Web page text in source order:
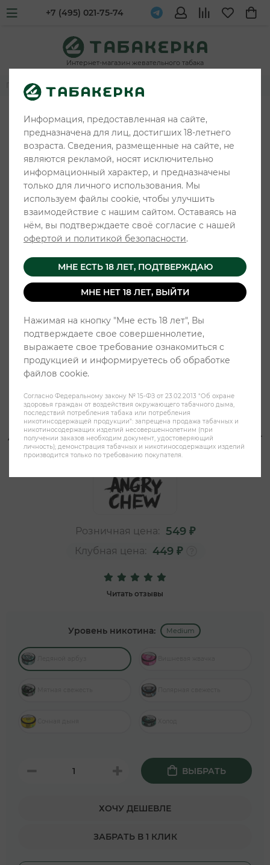
Интернет-магазин жевательного табака
+7 (495) 021-75-74
Главная Жевательные табаки и снюс
ANGRY CHEW STRONG SLIM 10гр -
Ледяной арбуз
Розничная цена: 549 ₽
Клубная цена: 449 ₽
Читать отзывы
Уровень никотина: Medium
ВЫБРАТЬ
ХОЧУ ДЕШЕВЛЕ
ЗАБРАТЬ В 1 КЛИК
Информация, предоставленная на сайте,
предназначена для лиц, достигших 18-летнего
возраста. Сведения, размещенные на сайте, не
являются рекламой, носят исключительно
информационный характер, и предназначены
только для личного использования. Мы
используем файлы cookie, чтобы улучшить
взаимодействие с нашим сайтом. Оставаясь на
нём, вы подтверждаете своё согласие с нашей
офертой и политикой безопасности.
МНЕ ЕСТЬ 18 ЛЕТ, ПОДТВЕРЖДАЮ
МНЕ НЕТ 18 ЛЕТ, ВЫЙТИ
Нажимая на кнопку "Мне есть 18 лет", Вы
подтверждаете свое совершеннолетие,
выражаете свое требование ознакомиться с
продукцией и информируетесь об обработке
файлов cookie.
Согласно Федеральному закону № 15-ФЗ от 23.02.2013 "Об охране
здоровья граждан от воздействия окружающего табачного дыма,
последствий потребления табака или потребления
никотинсодержащей продукции": запрещена продажа табачных и
никотиносодержащих изделий несовершеннолетним (при
получении заказов необходим документ, удостоверяющий
личность); демонстрация табачных и никотиносодержащих изделий
производится только по требованию покупателя.